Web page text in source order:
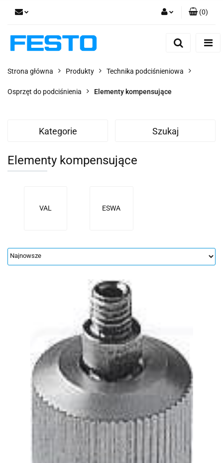
Dodaj zgłoszenie
(0)
Strona główna Produkty Technika podciśnieniowa
Osprzęt do podciśnienia Elementy kompensujące
Kategorie Szukaj
Elementy kompensujące
VAL ESWA